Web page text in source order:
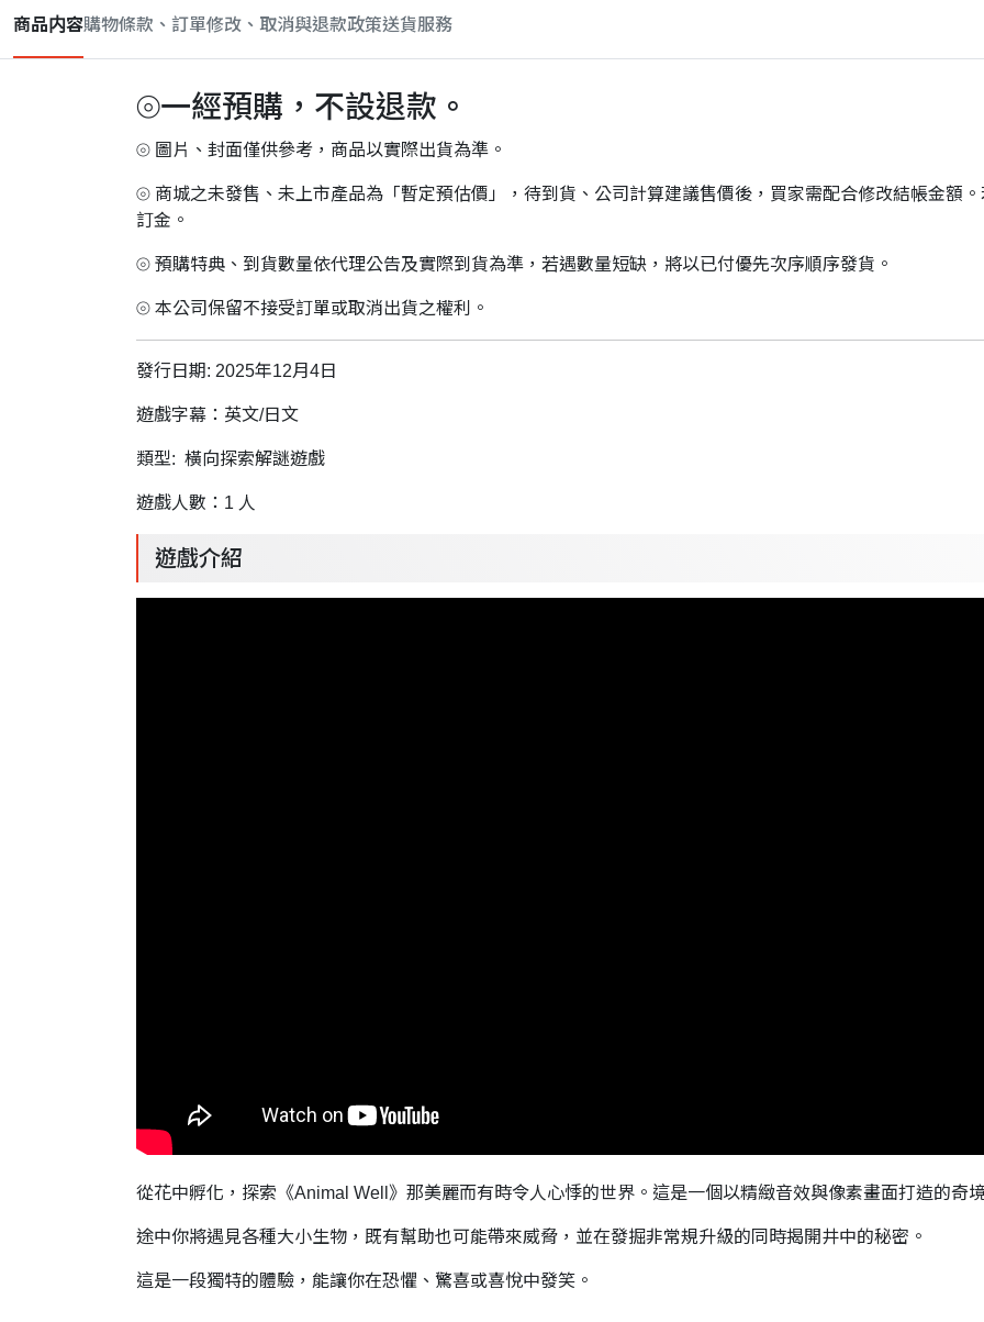
商品内容購物條款、訂單修改、取消與退款政策送貨服務
⦾一經預購，不設退款。
⦾ 圖片、封面僅供參考，商品以實際出貨為準。
⦾ 商城之未發售、未上市產品為「暫定預估價」，待到貨、公司計算建議售價後，買家需配合修改結帳金額
訂金。
⦾ 預購特典、到貨數量依代理公告及實際到貨為準，若遇數量短缺，將以已付優先次序順序發貨。
⦾ 本公司保留不接受訂單或取消出貨之權利。
發行日期: 2025年12月4日
遊戲字幕：英文/日文
類型: 橫向探索解謎遊戲
遊戲人數：1 人
遊戲介紹
從花中孵化，探索《Animal Well》那美麗而有時令人心悸的世界。這是一個以精緻音效與像素畫面打造的奇
途中你將遇見各種大小生物，既有幫助也可能帶來威脅，並在發掘非常規升級的同時揭開井中的秘密。
這是一段獨特的體驗，能讓你在恐懼、驚喜或喜悅中發笑。